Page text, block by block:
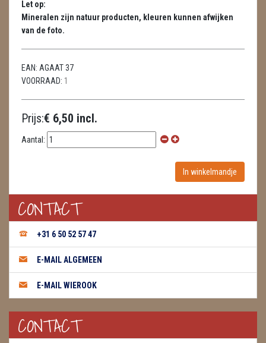
HUISREINIGING
KAARSEN
MASSAGE
READING EN PERSOONLIJK ADVIES
SELENIET
SPECIALE STUKKEN
TELEFOON KOORDEN
THEELICHTEN
VLINDERS
WIEROOK, OLIE & TOEBEHOREN
Let op:
Mineralen zijn natuur producten, kleuren kunnen afwijken
van de foto.
EAN: AGAAT 37
VOORRAAD: 1
Prijs:€ 6,50 incl.
Aantal:
CONTACT
+31 6 50 52 57 47
E-MAIL ALGEMEEN
E-MAIL WIEROOK
CONTACT